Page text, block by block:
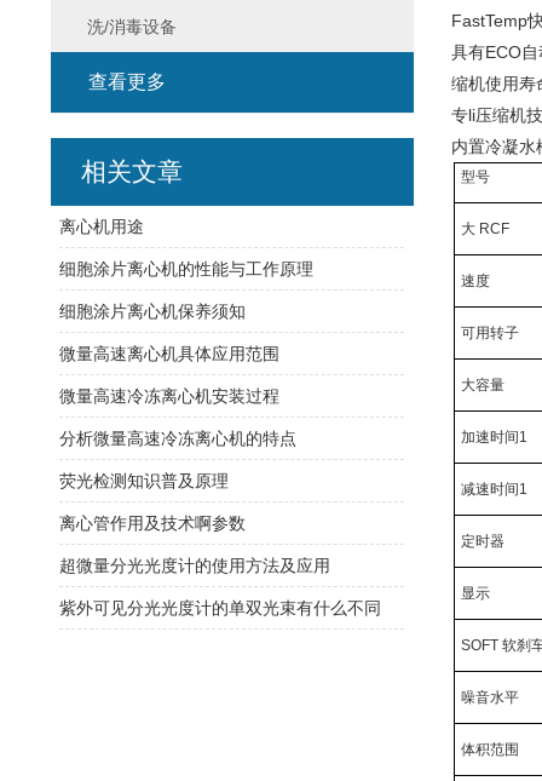
FastTemp
具有ECO
缩机使用寿
专li压缩机
内置冷凝水
型号
大 RCF
速度
可用转子
大容量
加速时间1
减速时间1
定时器
显示
SOFT 软刹
噪音水平
体积范围
洗/消毒设备
查看更多
相关文章
离心机用途
细胞涂片离心机的性能与工作原理
细胞涂片离心机保养须知
微量高速离心机具体应用范围
微量高速冷冻离心机安装过程
分析微量高速冷冻离心机的特点
荧光检测知识普及原理
离心管作用及技术啊参数
超微量分光光度计的使用方法及应用
紫外可见分光光度计的单双光束有什么不同